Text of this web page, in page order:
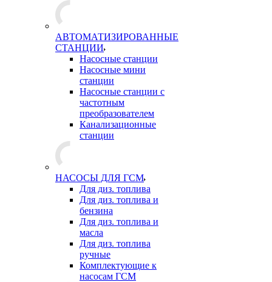
АВТОМАТИЗИРОВАННЫЕ
СТАНЦИИ
Насосные станции
Насосные мини
станции
Насосные станции с
частотным
преобразователем
Канализационные
станции
НАСОСЫ ДЛЯ ГСМ
Для диз. топлива
Для диз. топлива и
бензина
Для диз. топлива и
масла
Для диз. топлива
ручные
Комплектующие к
насосам ГСМ